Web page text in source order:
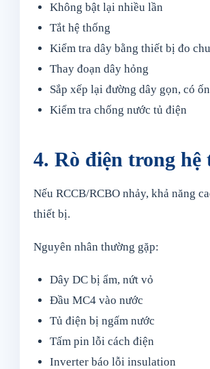
Không bật lại nhiều lần
Tắt hệ thống
Kiểm tra dây bằng thiết bị đo
Thay đoạn dây hỏng
Sắp xếp lại đường dây gọn, có
Kiểm tra chống nước tủ điện
4. Rò điện trong hệ
Nếu RCCB/RCBO nhảy, khả năng
thiết bị.
Nguyên nhân thường gặp:
Dây DC bị ẩm, nứt vỏ
Đầu MC4 vào nước
Tủ điện bị ngấm nước
Tấm pin lỗi cách điện
Inverter báo lỗi insulation